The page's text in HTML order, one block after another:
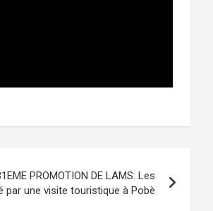
PROMOTION DE LAMS: Les
une visite touristique à Pobè